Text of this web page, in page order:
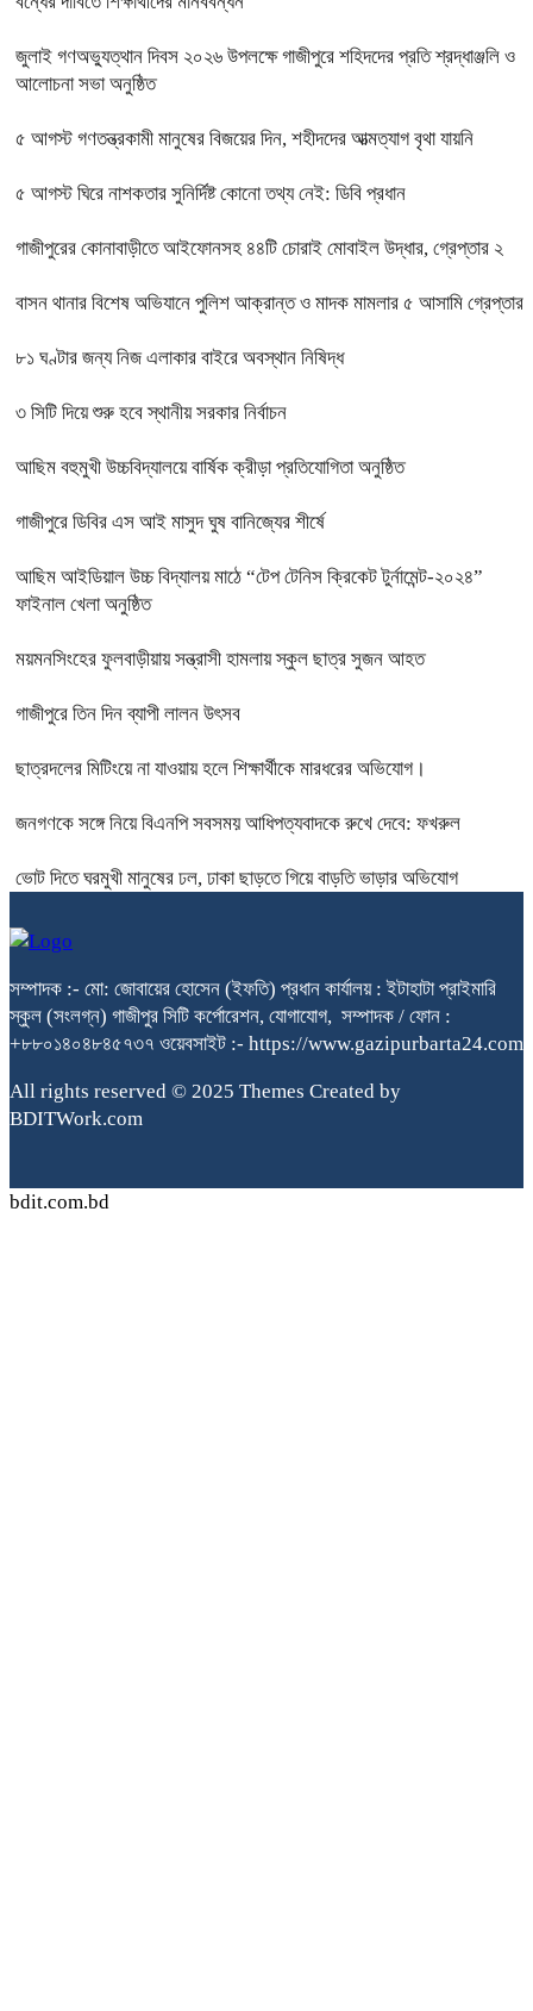
জুলাই গণঅভ্যুত্থান দিবস ২০২৬ উপলক্ষে গাজীপুরে শহিদদের প্রতি শ্রদ্ধাঞ্জলি ও
আলোচনা সভা অনুষ্ঠিত
৫ আগস্ট গণতন্ত্রকামী মানুষের বিজয়ের দিন, শহীদদের আত্মত্যাগ বৃথা যায়নি
৫ আগস্ট ঘিরে নাশকতার সুনির্দিষ্ট কোনো তথ্য নেই: ডিবি প্রধান
গাজীপুরের কোনাবাড়ীতে আইফোনসহ ৪৪টি চোরাই মোবাইল উদ্ধার, গ্রেপ্তার ২
বাসন থানার বিশেষ অভিযানে পুলিশ আক্রান্ত ও মাদক মামলার ৫ আসামি গ্রেপ্তার
৮১ ঘণ্টার জন্য নিজ এলাকার বাইরে অবস্থান নিষিদ্ধ
৩ সিটি দিয়ে শুরু হবে স্থানীয় সরকার নির্বাচন
আছিম বহুমুখী উচ্চবিদ্যালয়ে বার্ষিক ক্রীড়া প্রতিযোগিতা অনুষ্ঠিত
গাজীপুরে ডিবির এস আই মাসুদ ঘুষ বানিজ্যের শীর্ষে
আছিম আইডিয়াল উচ্চ বিদ্যালয় মাঠে “টেপ টেনিস ক্রিকেট টুর্নামেন্ট-২০২৪”
ফাইনাল খেলা অনুষ্ঠিত
ময়মনসিংহের ফুলবাড়ীয়ায় সন্ত্রাসী হামলায় স্কুল ছাত্র সুজন আহত
গাজীপুরে তিন দিন ব্যাপী লালন উৎসব
ছাত্রদলের মিটিংয়ে না যাওয়ায় হলে শিক্ষার্থীকে মারধরের অভিযোগ।
জনগণকে সঙ্গে নিয়ে বিএনপি সবসময় আধিপত্যবাদকে রুখে দেবে: ফখরুল
ভোট দিতে ঘরমুখী মানুষের ঢল, ঢাকা ছাড়তে গিয়ে বাড়তি ভাড়ার অভিযোগ
সম্পাদক :- মো: জোবায়ের হোসেন (ইফতি) প্রধান কার্যালয় : ইটাহাটা প্রাইমারি
স্কুল (সংলগ্ন) গাজীপুর সিটি কর্পোরেশন, যোগাযোগ, সম্পাদক / ফোন :
+৮৮০১৪০৪৮৪৫৭৩৭ ওয়েবসাইট :- https://www.gazipurbarta24.com
All rights reserved © 2025 Themes Created by
BDITWork.com
bdit.com.bd